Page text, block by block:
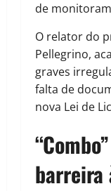
de
O relator do
Pellegrino,
graves
falta de
nova Lei de
barreira